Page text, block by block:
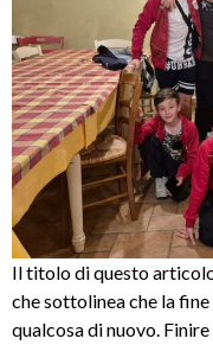
Il titolo di questo
che sottolinea che la
qualcosa di nuovo.